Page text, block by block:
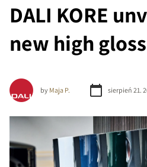
DALI KORE
new high
by Maja P. sierpień 21.